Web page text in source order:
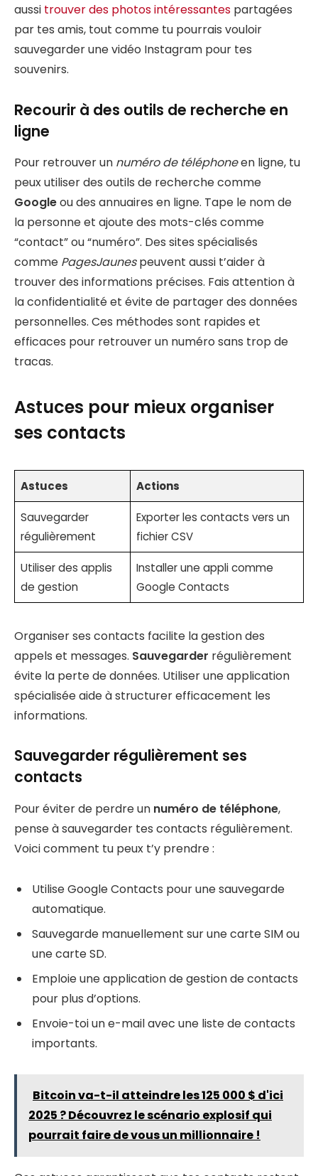
aussi trouver des photos intéressantes partagées
par tes amis, tout comme tu pourrais vouloir
sauvegarder une vidéo Instagram pour tes
souvenirs.
Recourir à des outils de recherche en
ligne
Pour retrouver un numéro de téléphoneen ligne, tu
peux utiliser des outils de recherche comme
Googleou des annuaires en ligne. Tape le nom de
la personne et ajoute des mots-clés comme
“contact” ou “numéro”. Des sites spécialisés
comme PagesJaunespeuvent aussi t’aider à
trouver des informations précises. Fais attention à
la confidentialité et évite de partager des données
personnelles. Ces méthodes sont rapides et
efficaces pour retrouver un numéro sans trop de
tracas.
Astuces pour mieux organiser
ses contacts
Astuces Actions
Sauvegarder
régulièrement
Exporter les contacts vers un
fichier CSV
Utiliser des applis
de gestion
Installer une appli comme
Google Contacts
Organiser ses contacts facilite la gestion des
appels et messages. Sauvegarder régulièrement
évite la perte de données. Utiliser une application
spécialisée aide à structurer efficacement les
informations.
Sauvegarder régulièrement ses
contacts
Pour éviter de perdre un numéro de téléphone,
pense à sauvegarder tes contacts régulièrement.
Voici comment tu peux t’y prendre :
Utilise Google Contacts pour une sauvegarde
automatique.
Sauvegarde manuellement sur une carte SIM ou
une carte SD.
Emploie une application de gestion de contacts
pour plus d’options.
Envoie-toi un e-mail avec une liste de contacts
importants.
Bitcoin va-t-il atteindre les 125 000 $ d'ici
2025 ? Découvrez le scénario explosif qui
pourrait faire de vous un millionnaire !